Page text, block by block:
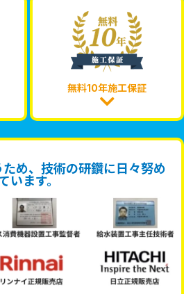
無料10年施工保証
め、技術の研鑽に日々努め
います。